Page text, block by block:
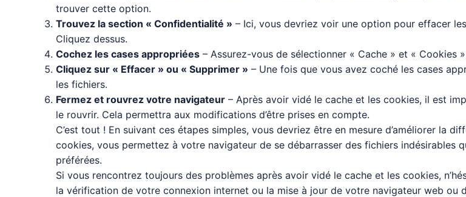
trouver cette option.
Trouvez la section « Confidentialité » – Ici, vous devriez voir une option pour effacer
Cliquez dessus.
Cochez les cases appropriées – Assurez-vous de sélectionner « Cache » et « Cookies
Cliquez sur « Effacer » ou « Supprimer » – Une fois que vous avez coché les cases
les fichiers.
Fermez et rouvrez votre navigateur – Après avoir vidé le cache et les cookies, il est
le rouvrir. Cela permettra aux modifications d’être prises en compte.
C’est tout ! En suivant ces étapes simples, vous devriez être en mesure d’améliorer la
cookies, vous permettez à votre navigateur de se débarrasser des fichiers indésirables
préférées.
Si vous rencontrez toujours des problèmes après avoir vidé le cache et les cookies,
la vérification de votre connexion internet ou la mise à jour de votre navigateur web ou